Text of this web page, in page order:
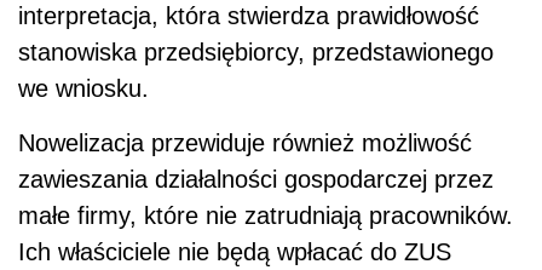
interpretacja, która stwierdza prawidłowość
stanowiska przedsiębiorcy, przedstawionego
we wniosku.
Nowelizacja przewiduje również możliwość
zawieszania działalności gospodarczej przez
małe firmy, które nie zatrudniają pracowników.
Ich właściciele nie będą wpłacać do ZUS